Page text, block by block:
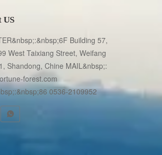
US
Building 57,
West Taixiang Street, Weifang
Shandong, Chine MAIL&nbsp;:
forest.com
0536-2109952